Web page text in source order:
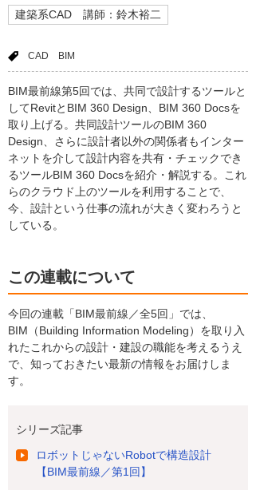
建築系CAD 講師：鈴木裕二
CAD BIM
BIM最前線第5回では、共同で設計するツールと
してRevitとBIM 360 Design、BIM 360 Docsを
取り上げる。共同設計ツールのBIM 360
Design、さらに設計者以外の関係者もインター
ネットを介して設計内容を共有・チェックでき
るツールBIM 360 Docsを紹介・解説する。これ
らのクラウド上のツールを利用することで、
今、設計という仕事の流れが大きく変わろうと
している。
この連載について
今回の連載「BIM最前線／全5回」では、
BIM（Building Information Modeling）を取り入
れたこれからの設計・建設の職能を考えるうえ
で、知っておきたい最新の情報をお届けしま
す。
シリーズ記事
ロボットじゃないRobotで構造設計
【BIM最前線／第1回】